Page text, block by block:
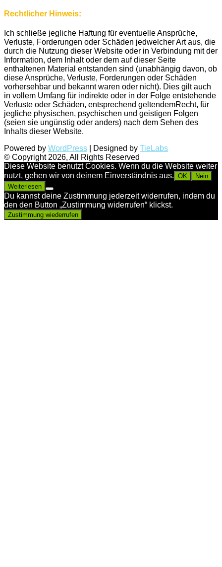
Rechtlicher Hinweis:
Ich schließe jegliche Haftung für eventuelle Ansprüche,
Verluste, Forderungen oder Schäden jedwelcher Art aus, die
durch die Nutzung dieser Website oder in Verbindung mit der
Information, dem Inhalt oder dem auf dieser Seite
enthaltenen Material entstanden sind (unabhängig davon, ob
diese Ansprüche, Verluste, Forderungen oder Schäden
vorhersehbar und bekannt waren oder nicht). Dies gilt auch
in vollem Umfang für indirekte oder in der Folge entstehende
Verluste oder Schäden, entsprechend geltendemRecht, für
jegliche physischen, psychischen und geistigen Folgen
(seien sie ungünstig oder anders) nach dem Sehen des
Inhalts dieser Website.
Powered by WordPress | Designed by TieLabs
© Copyright 2026, All Rights Reserved
Diese Website benutzt Cookies. Wenn du die Website weiter
nutzt, gehen wir von deinem Einverständnis aus. OK
Nein
Weiterlesen
Du kannst deine Zustimmung jederzeit widerrufen, indem du
den den Button „Zustimmung widerrufen“ klickst.
Zustimmung wiederrufen